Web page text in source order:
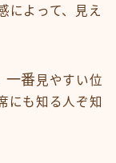
によって、見え
一番見やすい位
にも知る人ぞ知